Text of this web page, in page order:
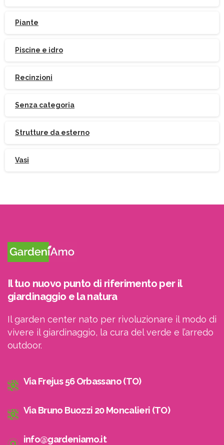
Piante
Piscine e idro
Recinzioni
Senza categoria
Strutture da esterno
Vasi
Il tuo nuovo punto di riferimento per il
giardinaggio e la natura
Il garden center nato per rivoluzionare il modo di
vivere il giardinaggio, la cura del verde e l’arredo
outdoor.
Via Frejus 56 Orbassano (TO)
Via Bruno Buozzi 20 Moncalieri (TO)
info@gardeniamo.it
Indirizzo email:
Accetto le condizioni generali di utilizzo e di